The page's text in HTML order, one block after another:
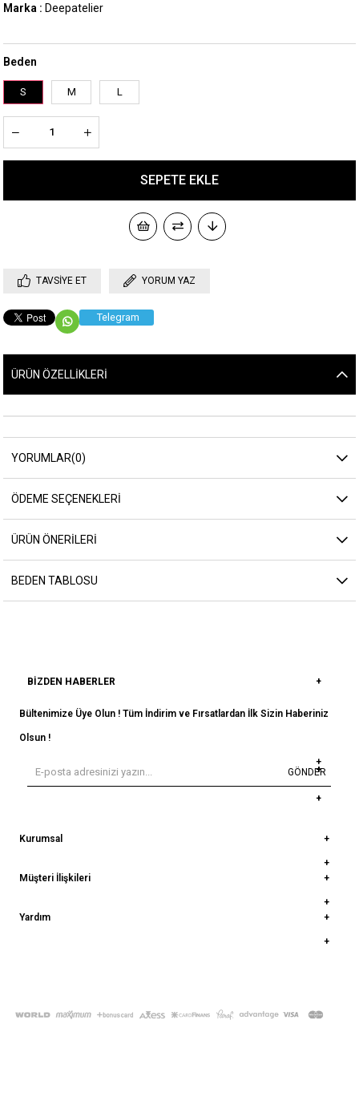
Marka : Deepatelier
Beden
S M L
TAVSIYE ET YORUM YAZ
Telegram
ÜRÜN ÖZELLIKLERI
YORUMLAR(0)
ÖDEME SEÇENEKLERI
ÜRÜN ÖNERILERI
BEDEN TABLOSU
BIZDEN HABERLER
Bültenimize Üye Olun ! Tüm İndirim ve Fırsatlardan İlk Sizin Haberiniz
Olsun !
GÖNDER
Kurumsal
Müşteri İlişkileri
Yardım